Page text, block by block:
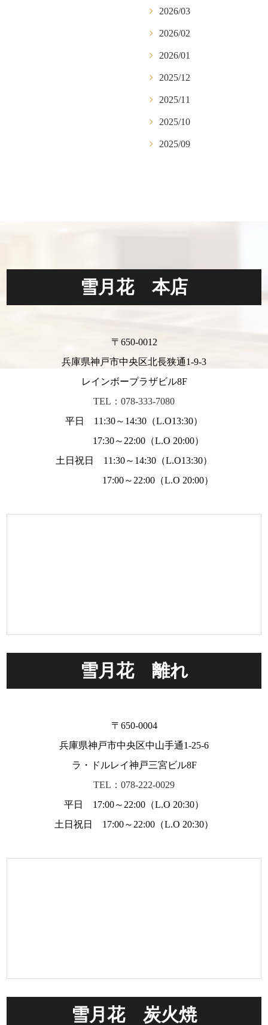
2026/03
2026/02
2026/01
2025/12
2025/11
2025/10
2025/09
雪月花 本店
〒650-0012
兵庫県神戸市中央区北長狭通1-9-3
レインボープラザビル8F
TEL：078-333-7080
平日 11:30～14:30（L.O13:30）
17:30～22:00（L.O 20:00）
土日祝日 11:30～14:30（L.O13:30）
17:00～22:00（L.O 20:00）
雪月花 離れ
〒650-0004
兵庫県神戸市中央区中山手通1-25-6
ラ・ドルレイ神戸三宮ビル8F
TEL：078-222-0029
平日 17:00～22:00（L.O 20:30）
土日祝日 17:00～22:00（L.O 20:30）
雪月花 炭火焼